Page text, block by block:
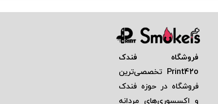
فروشگاه فندک
Print42o تخصصی‌ترين
فروشگاه در حوزه فندک
و اكسسوری‌های مردانه